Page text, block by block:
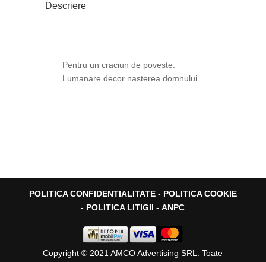
Descriere
Pentru un craciun de poveste.
Lumanare decor nasterea domnului
POLITICA CONFIDENTIALITATE- POLITICA COOKIE
- POLITICA LITIGII -ANPC
Copyright © 2021 AMCO Advertising SRL. Toate